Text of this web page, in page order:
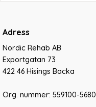
Adress
Nordic Rehab AB
Exportgatan 73
422 46 Hisings Backa
Org. nummer: 559100-5680